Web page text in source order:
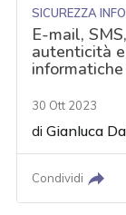
SICUREZZA
E-mail,
autenticità
30 Ott 2023
diGianluca
Condividi